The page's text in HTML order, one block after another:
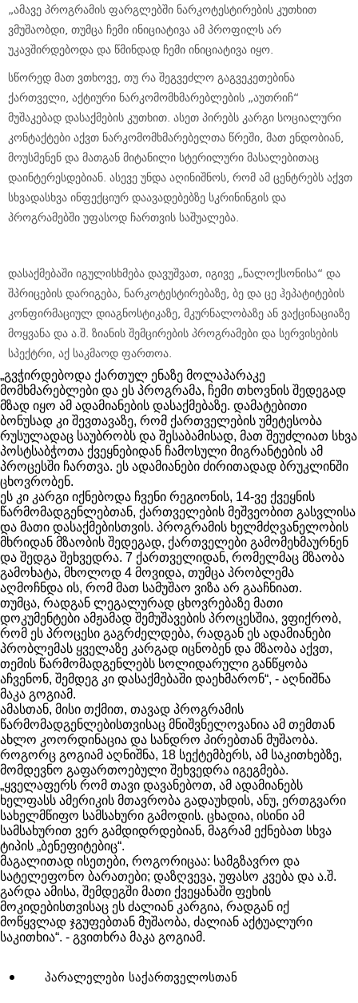
„ამავე პროგრამის ფარგლებში ნარკოტესტირების კუთხით
ვმუშაობდი, თუმცა ჩემი ინიციატივა ამ პროფილს არ
უკავშირდებოდა და წმინდად ჩემი ინიციატივა იყო.
სწორედ მათ ვთხოვე, თუ რა შეგვეძლო გაგვეკეთებინა
ქართველი, აქტიური ნარკომომხმარებლების „აუთრიჩ“
მუშაკებად დასაქმების კუთხით. ასეთ პირებს კარგი სოციალური
კონტაქტები აქვთ ნარკომომხმარებელთა წრეში, მათ ენდობიან,
მოუსმენენ და მათგან მიტანილი სტერილური მასალებითაც
დაინტერესდებიან. ასევე უნდა აღინიშნოს, რომ ამ ცენტრებს აქვთ
სხვადასხვა ინფექციურ დაავადებებზე სკრინინგის და
პროგრამებში უფასოდ ჩართვის საშუალება.
დასაქმებაში იგულისხმება დავუშვათ, იგივე „ნალოქსონისა“ და
შპრიცების დარიგება, ნარკოტესტირებაზე, ბე და ცე ჰეპატიტების
კონფირმაციულ დიაგნოსტიკაზე, მკურნალობაზე ან ვაქცინაციაზე
მოყვანა და ა.შ. ზიანის შემცირების პროგრამები და სერვისების
სპექტრი, აქ საკმაოდ ფართოა.
„გვჭირდებოდა ქართულ ენაზე მოლაპარაკე
მომხმარებლები და ეს პროგრამა, ჩემი თხოვნის შედეგად
მზად იყო ამ ადამიანების დასაქმებაზე. დამატებითი
ბონუსად კი შევთავაზე, რომ ქართველების უმეტესობა
რუსულადაც საუბრობს და შესაბამისად, მათ შეუძლიათ სხვა
პოსტსაბჭოთა ქვეყნებიდან ჩამოსული მიგრანტების ამ
პროცესში ჩართვა. ეს ადამიანები ძირითადად ბრუკლინში
ცხოვრობენ.
ეს კი კარგი იქნებოდა ჩვენი რეგიონის, 14-ვე ქვეყნის
წარმომადგენლებთან, ქართველების მეშვეობით გასვლისა
და მათი დასაქმებისთვის. პროგრამის ხელმძღვანელობის
მხრიდან მზაობის შედეგად, ქართველები გამომეხმაურნენ
და შედგა შეხვედრა. 7 ქართველიდან, რომელმაც მზაობა
გამოხატა, მხოლოდ 4 მოვიდა, თუმცა პრობლემა
აღმოჩნდა ის, რომ მათ სამუშაო ვიზა არ გააჩნიათ.
თუმცა, რადგან ლეგალურად ცხოვრებაზე მათი
დოკუმენტები ამჟამად შემუშავების პროცესშია, ვფიქრობ,
რომ ეს პროცესი გაგრძელდება, რადგან ეს ადამიანები
პრობლემას ყველაზე კარგად იცნობენ და მზაობა აქვთ,
თემის წარმომადგენლებს სოლიდარული განწყობა
აჩვენონ, შემდეგ კი დასაქმებაში დაეხმარონ“, - აღნიშნა
მაკა გოგიამ.
ამასთან, მისი თქმით, თავად პროგრამის
წარმომადგენლებისთვისაც მნიშვნელოვანია ამ თემთან
ახლო კოორდინაცია და სანდრო პირებთან მუშაობა.
როგორც გოგიამ აღნიშნა, 18 სექტემბერს, ამ საკითხებზე,
მომდევნო გაფართოებული შეხვედრა იგეგმება.
„ყველაფერს რომ თავი დავანებოთ, ამ ადამიანებს
ხელფასს ამერიკის მთავრობა გადაუხდის, ანუ, ერთგვარი
სახელმწიფო სამსახური გამოდის. ცხადია, ისინი ამ
სამსახურით ვერ გამდიდრდებიან, მაგრამ ექნებათ სხვა
ტიპის „ბენეფიტებიც“.
მაგალითად ისეთები, როგორიცაა: სამგზავრო და
სატელეფონო ბარათები; დაზღვევა, უფასო კვება და ა.შ.
გარდა ამისა, შემდეგში მათი ქვეყანაში ფეხის
მოკიდებისთვისაც ეს ძალიან კარგია, რადგან იქ
მოწყვლად ჯგუფებთან მუშაობა, ძალიან აქტუალური
საკითხია“. - გვითხრა მაკა გოგიამ.
პარალელები საქართველოსთან